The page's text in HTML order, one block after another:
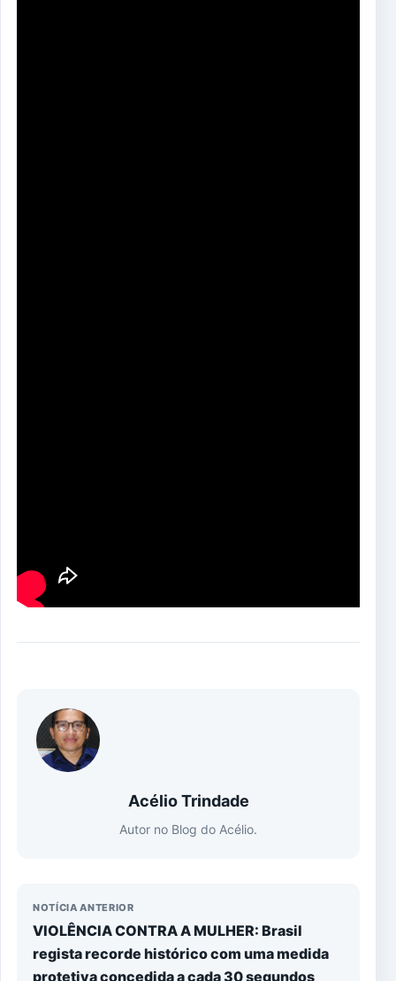
Acélio Trindade
Autor no Blog do Acélio.
NOTÍCIA ANTERIOR
VIOLÊNCIA CONTRA A MULHER: Brasil
regista recorde histórico com uma medida
protetiva concedida a cada 30 segundos